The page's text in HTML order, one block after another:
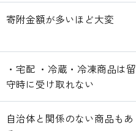
寄附金額が多いほど大変
・宅配 ・冷蔵・冷凍商品は留
守時に受け取れない
自治体と関係のない商品もあ